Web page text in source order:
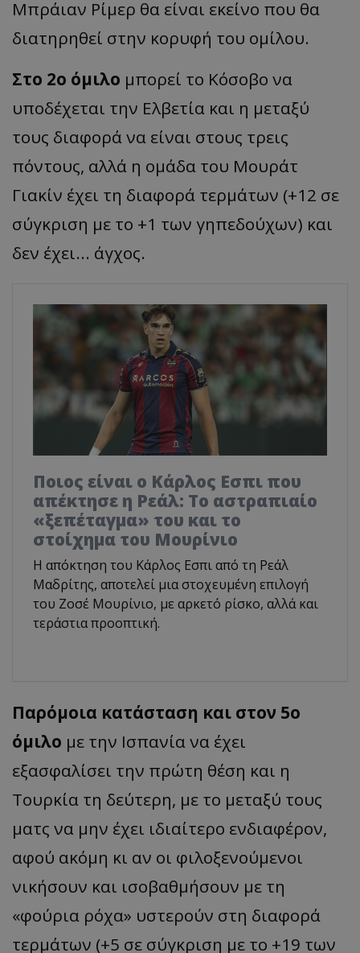
Μπράιαν Ρίμερ θα είναι εκείνο που θα
διατηρηθεί στην κορυφή του ομίλου.
Στο 2ο όμιλο μπορεί το Κόσοβο να
υποδέχεται την Ελβετία και η μεταξύ
τους διαφορά να είναι στους τρεις
πόντους, αλλά η ομάδα του Μουράτ
Γιακίν έχει τη διαφορά τερμάτων (+12 σε
σύγκριση με το +1 των γηπεδούχων) και
δεν έχει... άγχος.
Ποιος είναι ο Κάρλος Εσπι που
απέκτησε η Ρεάλ: Το αστραπιαίο
«ξεπέταγμα» του και το
στοίχημα του Μουρίνιο
Η απόκτηση του Κάρλος Εσπι από τη Ρεάλ
Μαδρίτης, αποτελεί μια στοχευμένη επιλογή
του Ζοσέ Μουρίνιο, με αρκετό ρίσκο, αλλά και
τεράστια προοπτική.
Παρόμοια κατάσταση και στον 5ο
όμιλο με την Ισπανία να έχει
εξασφαλίσει την πρώτη θέση και η
Τουρκία τη δεύτερη, με το μεταξύ τους
ματς να μην έχει ιδιαίτερο ενδιαφέρον,
αφού ακόμη κι αν οι φιλοξενούμενοι
νικήσουν και ισοβαθμήσουν με τη
«φούρια ρόχα» υστερούν στη διαφορά
τερμάτων (+5 σε σύγκριση με το +19 των